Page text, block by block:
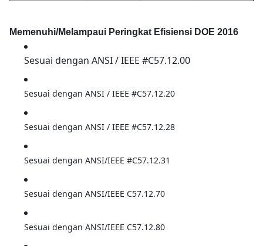
250 kVA 550 2230
Memenuhi/Melampaui Peringkat Efisiensi DOE 2016
Sesuai dengan ANSI / IEEE #C57.12.00
Sesuai dengan ANSI / IEEE #C57.12.20
Sesuai dengan ANSI / IEEE #C57.12.28
Sesuai dengan ANSI/IEEE #C57.12.31
Sesuai dengan ANSI/IEEE C57.12.70
Sesuai dengan ANSI/IEEE C57.12.80